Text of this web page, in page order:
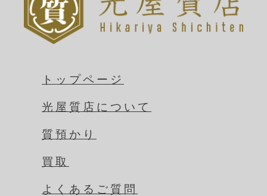
トップページ
光屋質店について
質預かり
買取
よくあるご質問